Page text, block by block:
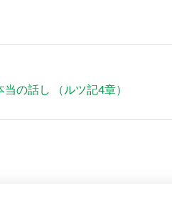
の話し （ルツ記4章）